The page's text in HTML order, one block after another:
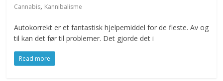
Cannabis, Kannibalisme
Autokorrekt er et fantastisk hjelpemiddel for de fleste. Av og
til kan det før til problemer. Det gjorde det i
Read more